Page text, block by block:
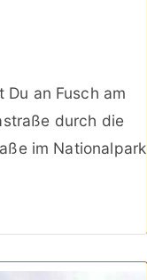
an Fusch am
durch die
im Nationalpark